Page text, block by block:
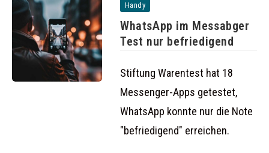
Handy
WhatsApp im Messabger
Test nur befriedigend
Stiftung Warentest hat 18
Messenger-Apps getestet,
WhatsApp konnte nur die Note
"befriedigend" erreichen.